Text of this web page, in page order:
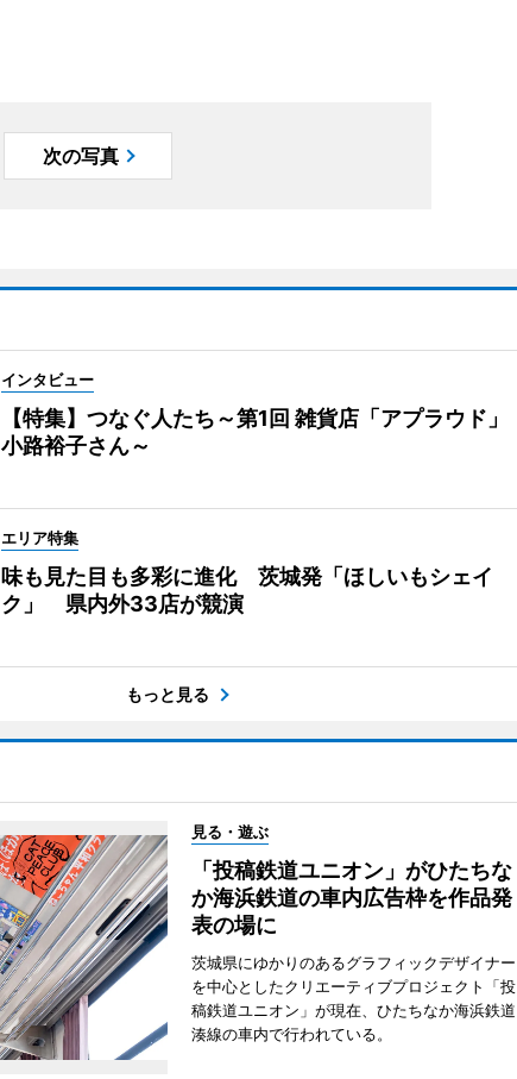
次の写真
インタビュー
【特集】つなぐ人たち～第1回 雑貨店「アプラウド」
小路裕子さん～
エリア特集
味も見た目も多彩に進化 茨城発「ほしいもシェイ
ク」 県内外33店が競演
もっと見る
見る・遊ぶ
「投稿鉄道ユニオン」がひたちな
か海浜鉄道の車内広告枠を作品発
表の場に
茨城県にゆかりのあるグラフィックデザイナー
を中心としたクリエーティブプロジェクト「投
稿鉄道ユニオン」が現在、ひたちなか海浜鉄道
湊線の車内で行われている。